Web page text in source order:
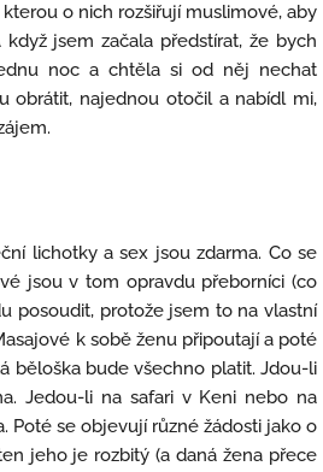
o nich rozšiřují muslimové, aby
jsem začala předstírat, že bych
noc a chtěla si od něj nechat
obrátit, najednou otočil a nabídl mi,
lichotky a sex jsou zdarma. Co se
jsou v tom opravdu přeborníci (co
posoudit, protože jsem to na vlastní
k sobě ženu připoutají a poté
běloška bude všechno platit. Jdou-li
Jedou-li na safari v Keni nebo na
Poté se objevují různé žádosti jako o
jeho je rozbitý (a daná žena přece